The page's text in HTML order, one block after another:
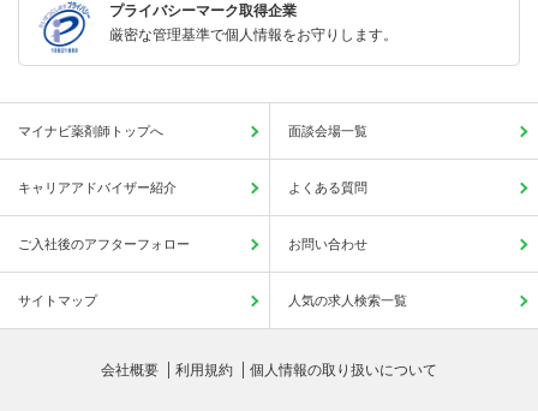
プライバシーマーク取得企業
厳密な管理基準で個人情報をお守りします。
マイナビ薬剤師トップへ 面談会場一覧
キャリアアドバイザー紹介 よくある質問
ご入社後のアフターフォロー お問い合わせ
サイトマップ 人気の求人検索一覧
会社概要 利用規約 個人情報の取り扱いについて